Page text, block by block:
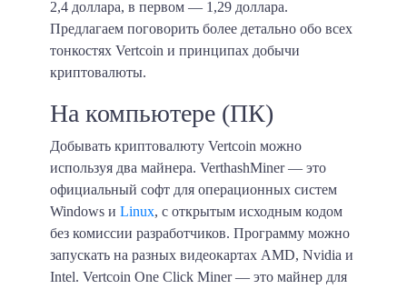
2,4 доллара, в первом — 1,29 доллара.
Предлагаем поговорить более детально обо всех
тонкостях Vertcoin и принципах добычи
криптовалюты.
На компьютере (ПК)
Добывать криптовалюту Vertcoin можно
используя два майнера. VerthashMiner— это
официальный софт для операционных систем
Windows и Linux, с открытым исходным кодом
без комиссии разработчиков. Программу можно
запускать на разных видеокартах AMD, Nvidia и
Intel. Vertcoin One Click Miner — это майнер для